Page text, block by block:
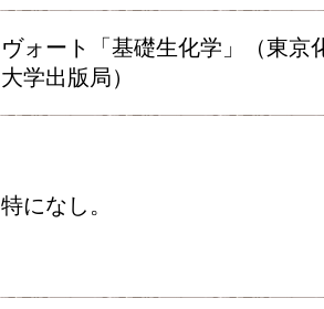
ヴォート「基礎生化学」（東京
大学出版局）
特になし。